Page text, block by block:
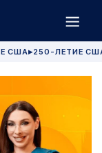
США▶250-ЛЕТИЕ